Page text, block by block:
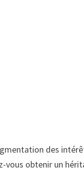
des
vous obtenir un